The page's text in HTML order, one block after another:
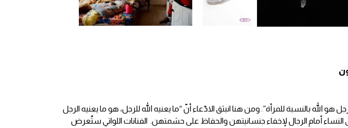
ياعيل سرلين، خرائطية علامات
مفقودة (لوح 2/3)
الله بالنسبة للمرأة”. ومن هنا انبثق الادّعاء أنّ “ما يعنيه الله للرجل، هو ما يعنيه الرجل
النساء أمام الرجال لإخفاء جنسانيتهن والحفاظ على حشمتهن. الفنانات اللواتي ستُعرض